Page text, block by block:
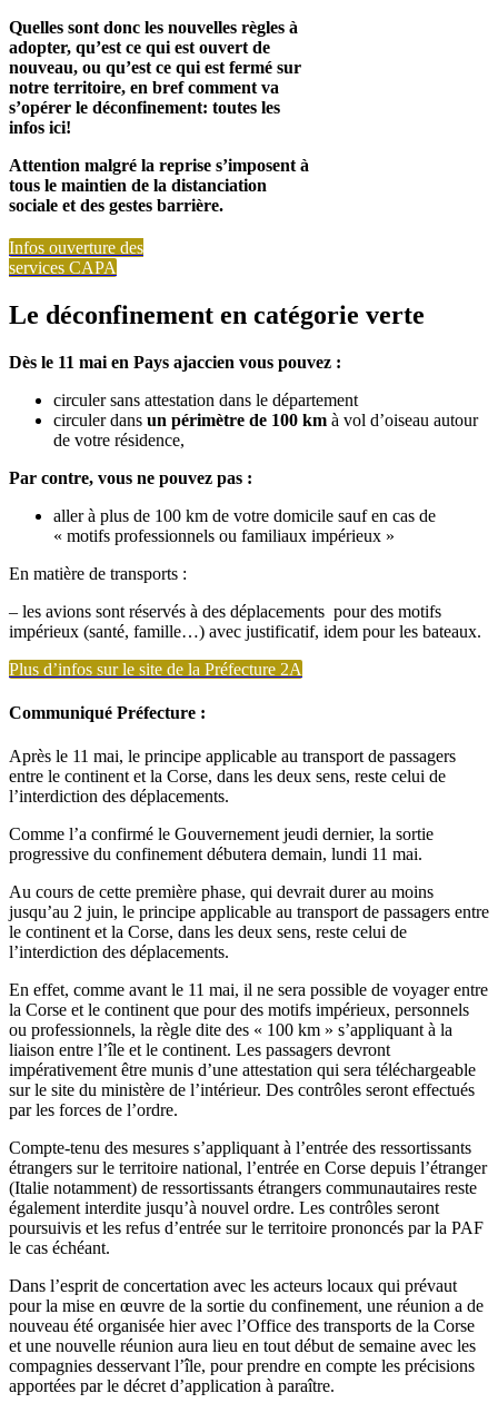
Quelles sont donc les nouvelles règles à
adopter, qu’est ce qui est ouvert de
nouveau, ou qu’est ce qui est fermé sur
notre territoire, en bref comment va
s’opérer le déconfinement: toutes les
infos ici!
Attention malgré la reprise s’imposent à
tous le maintien de la distanciation
sociale et des gestes barrière.
Infos ouverture des
services CAPA
Le déconfinement en catégorie verte
Dès le 11 mai en Pays ajaccien vous pouvez :
circuler sans attestation dans le département
circuler dans un périmètre de 100 km à vol d’oiseau autour
de votre résidence,
Par contre, vous ne pouvez pas :
aller à plus de 100 km de votre domicile sauf en cas de
« motifs professionnels ou familiaux impérieux »
En matière de transports :
– les avions sont réservés à des déplacements pour des motifs
impérieux (santé, famille…) avec justificatif, idem pour les bateaux.
Plus d’infos sur le site de la Préfecture 2A
Communiqué Préfecture :
Après le 11 mai, le principe applicable au transport de passagers
entre le continent et la Corse, dans les deux sens, reste celui de
l’interdiction des déplacements.
Comme l’a confirmé le Gouvernement jeudi dernier, la sortie
progressive du confinement débutera demain, lundi 11 mai.
Au cours de cette première phase, qui devrait durer au moins
jusqu’au 2 juin, le principe applicable au transport de passagers entre
le continent et la Corse, dans les deux sens, reste celui de
l’interdiction des déplacements.
En effet, comme avant le 11 mai, il ne sera possible de voyager entre
la Corse et le continent que pour des motifs impérieux, personnels
ou professionnels, la règle dite des « 100 km » s’appliquant à la
liaison entre l’île et le continent. Les passagers devront
impérativement être munis d’une attestation qui sera téléchargeable
sur le site du ministère de l’intérieur. Des contrôles seront effectués
par les forces de l’ordre.
Compte-tenu des mesures s’appliquant à l’entrée des ressortissants
étrangers sur le territoire national, l’entrée en Corse depuis l’étranger
(Italie notamment) de ressortissants étrangers communautaires reste
également interdite jusqu’à nouvel ordre. Les contrôles seront
poursuivis et les refus d’entrée sur le territoire prononcés par la PAF
le cas échéant.
Dans l’esprit de concertation avec les acteurs locaux qui prévaut
pour la mise en œuvre de la sortie du confinement, une réunion a de
nouveau été organisée hier avec l’Office des transports de la Corse
et une nouvelle réunion aura lieu en tout début de semaine avec les
compagnies desservant l’île, pour prendre en compte les précisions
apportées par le décret d’application à paraître.